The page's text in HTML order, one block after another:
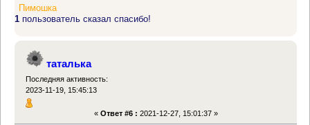
Пимошка
1 пользователь сказал спасибо!
таталька
Последняя активность:
2023-11-19, 15:45:13
« Ответ #6 : 2021-12-27, 15:01:37 »